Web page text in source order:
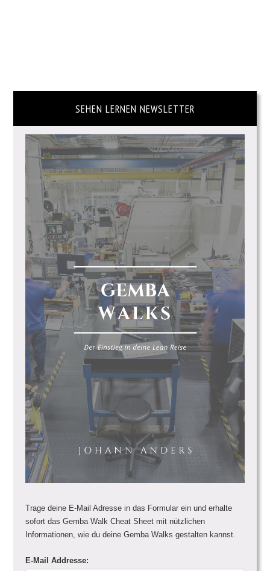
SEHEN LERNEN NEWSLETTER
Trage deine E-Mail Adresse in das Formular ein und erhalte
sofort das Gemba Walk Cheat Sheet mit nützlichen
Informationen, wie du deine Gemba Walks gestalten kannst.
E-Mail Addresse: